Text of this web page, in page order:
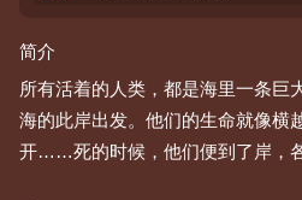
简介
所有活着的人类，都是海里一条巨
海的此岸出发。他们的生命就像横
开……死的时候，他们便到了岸，